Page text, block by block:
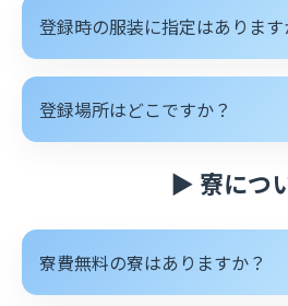
登録時の服装に指定はあります
登録場所はどこですか？
▶ 寮につ
寮費無料の寮はありますか？